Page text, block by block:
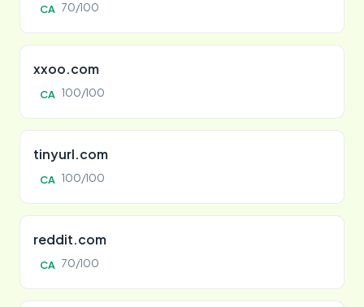
CA 70/100
xxoo.com
CA 100/100
tinyurl.com
CA 100/100
reddit.com
CA 70/100